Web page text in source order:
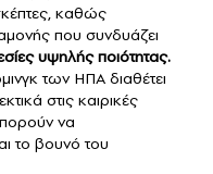
καθώς
που συνδυάζει
υψηλής ποιότητας.
των ΗΠΑ διαθέτει
στις καιρικές
να
το βουνό του